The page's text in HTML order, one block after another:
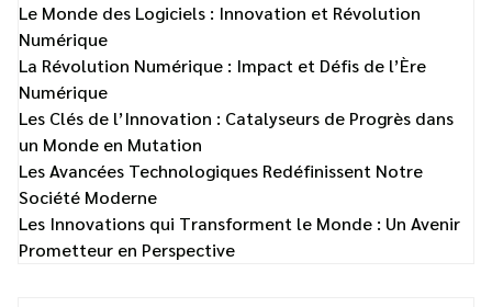
Le Monde des Logiciels : Innovation et Révolution
Numérique
La Révolution Numérique : Impact et Défis de l’Ère
Numérique
Les Clés de l’Innovation : Catalyseurs de Progrès dans
un Monde en Mutation
Les Avancées Technologiques Redéfinissent Notre
Société Moderne
Les Innovations qui Transforment le Monde : Un Avenir
Prometteur en Perspective